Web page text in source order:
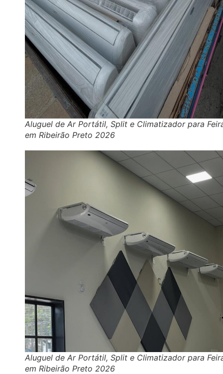
Aluguel de Ar Portátil, Split e Climatizador para
em Ribeirão Preto 2026
Aluguel de Ar Portátil, Split e Climatizador para
em Ribeirão Preto 2026